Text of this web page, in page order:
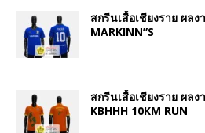
สกรีนเสื้อเชียงราย ผล
MARKINN”S
สกรีนเสื้อเชียงราย ผล
KBHHH 10KM RUN